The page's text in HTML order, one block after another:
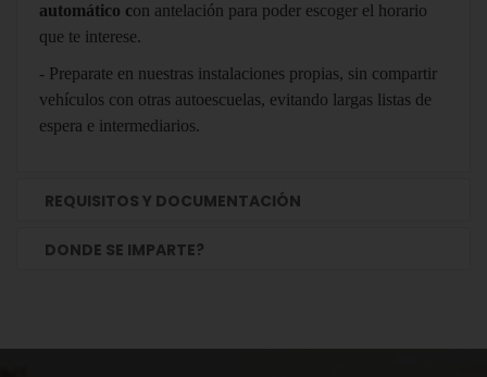
automático con antelación para poder escoger el horario
que te interese.
- Preparate en nuestras instalaciones propias, sin compartir
vehículos con otras autoescuelas, evitando largas listas de
espera e intermediarios.
REQUISITOS Y DOCUMENTACIÓN
DONDE SE IMPARTE?